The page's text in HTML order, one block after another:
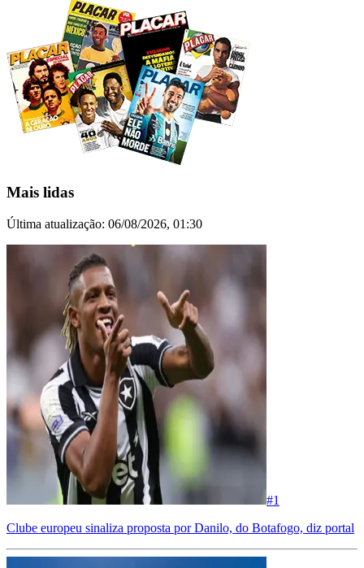
Mais lidas
Última atualização: 06/08/2026, 01:30
#1
Clube europeu sinaliza proposta por Danilo, do Botafogo, diz portal